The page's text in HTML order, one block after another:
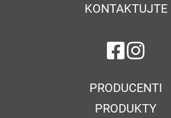
KONTAKTUJTE
na na
PRODUCENTI
PRODUKTY